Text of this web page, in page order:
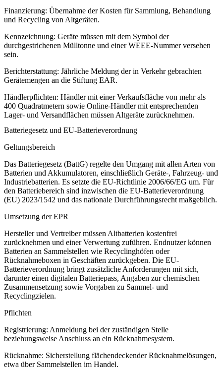
Finanzierung: Übernahme der Kosten für Sammlung, Behandlung
und Recycling von Altgeräten.
Kennzeichnung: Geräte müssen mit dem Symbol der
durchgestrichenen Mülltonne und einer WEEE-Nummer versehen
sein.
Berichterstattung: Jährliche Meldung der in Verkehr gebrachten
Gerätemengen an die Stiftung EAR.
Händlerpflichten: Händler mit einer Verkaufsfläche von mehr als
400 Quadratmetern sowie Online-Händler mit entsprechenden
Lager- und Versandflächen müssen Altgeräte zurücknehmen.
Batteriegesetz und EU-Batterieverordnung
Geltungsbereich
Das Batteriegesetz (BattG) regelte den Umgang mit allen Arten von
Batterien und Akkumulatoren, einschließlich Geräte-, Fahrzeug- und
Industriebatterien. Es setzte die EU-Richtlinie 2006/66/EG um. Für
den Batteriebereich sind inzwischen die EU-Batterieverordnung
(EU) 2023/1542 und das nationale Durchführungsrecht maßgeblich.
Umsetzung der EPR
Hersteller und Vertreiber müssen Altbatterien kostenfrei
zurücknehmen und einer Verwertung zuführen. Endnutzer können
Batterien an Sammelstellen wie Recyclinghöfen oder
Rücknahmeboxen in Geschäften zurückgeben. Die EU-
Batterieverordnung bringt zusätzliche Anforderungen mit sich,
darunter einen digitalen Batteriepass, Angaben zur chemischen
Zusammensetzung sowie Vorgaben zu Sammel- und
Recyclingzielen.
Pflichten
Registrierung: Anmeldung bei der zuständigen Stelle
beziehungsweise Anschluss an ein Rücknahmesystem.
Rücknahme: Sicherstellung flächendeckender Rücknahmelösungen,
etwa über Sammelstellen im Handel.